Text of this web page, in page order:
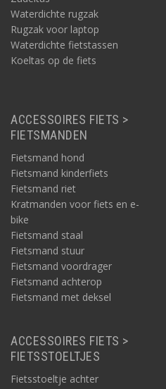
Urban Proof levert
betekent dat we deze producten
gehad en daardoor goed kennen.
alle Urban Proof-accessoires die
kunnen verzenden. Daarmee
daarbij niet afhankelijk van
ontvangt u de nieuwe aankoop
volgende dag én in goede orde.
Waterdichte rugzak
Rugzak voor laptop
Waterdichte fietstassen
Koeltas op de fiets
ACCESSOIRES FIETS >
FIETSMANDEN
Fietsmand hond
Fietsmand kinderfiets
Fietsmand riet
Kratmanden voor fiets en e-
bike
Fietsmand staal
Fietsmand stuur
Fietsmand voordrager
Fietsmand achterop
Fietsmand met deksel
ACCESSOIRES FIETS >
FIETSSTOELTJES
Fietsstoeltje achter